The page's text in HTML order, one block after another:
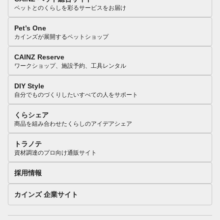
ペットとのくらしを彩るサービスをお届け
Pet’s One
カインズが展開するペットショップ
CAINZ Reserve
ワークショップ、施設予約、工具レンタル
DIY Style
自分でものづくりしたいすべての人をサポート
くらシェア
商品を組み合わせたくらしのアイデアシェア
トラノテ
資材調達のプロ向け通販サイト
採用情報
カインズ 企業サイト